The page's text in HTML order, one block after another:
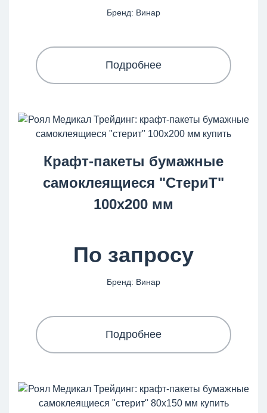
Бренд: Винар
Подробнее
Крафт-пакеты бумажные
самоклеящиеся "СтериТ"
100x200 мм
По запросу
Бренд: Винар
Подробнее